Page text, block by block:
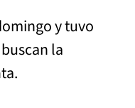
y tuvo
la